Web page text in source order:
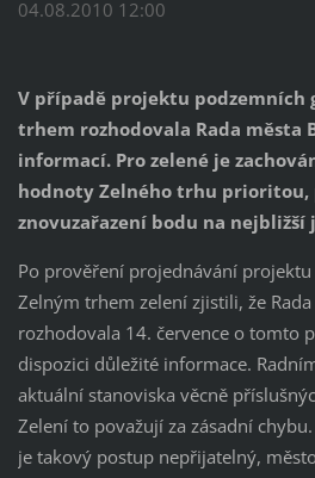
04.08.2010 12:00
V případě projektu podzemních
trhem rozhodovala Rada města
informací. Pro zelené je
hodnoty Zelného trhu prioritou,
znovuzařazení bodu na nejbližší
Po prověření projednávání
Zelným trhem zelení zjistili, že
rozhodovala 14. července o tomto
dispozici důležité informace.
aktuální stanoviska věcně
Zelení to považují za zásadní
je takový postup nepřijatelný,